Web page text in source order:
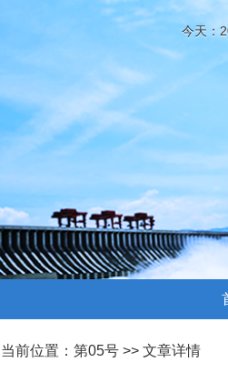
今天：
当前位置： 第05号 >> 文章详情